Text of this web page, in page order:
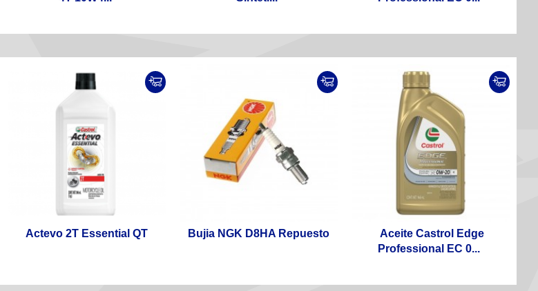
Actevo 2T Essential QT Bujia NGK D8HA Repuesto
Aceite Castrol Edge
Professional EC 0...